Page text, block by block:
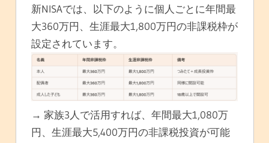
新NISAでは、以下のように個人ごとに年間最
大360万円、生涯最大1,800万円の非課税枠が
設定されています。
→ 家族3人で活用すれば、年間最大1,080万
円、生涯最大5,400万円の非課税投資が可能